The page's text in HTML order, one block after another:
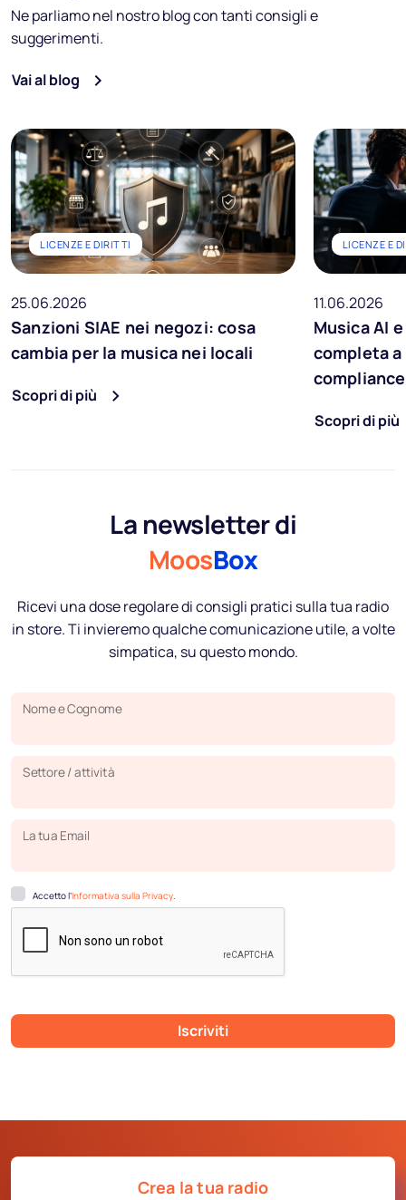
Ne parliamo nel nostro blog con tanti consigli e
suggerimenti.
Vai al blog
LICENZE E DIRITTI
25.06.2026
Sanzioni SIAE nei negozi: cosa
cambia per la musica nei locali
Scopri di più
LICENZE E
11.06.2026
Musica AI
completa
Scopri di più
La newsletter di
MoosBox
Ricevi una dose regolare di consigli pratici sulla tua radio
in store. Ti invieremo qualche comunicazione utile, a volte
simpatica, su questo mondo.
Nome e Cognome
Settore / attività
La tua Email
Accetto l’Informativa sulla Privacy.
Iscriviti
Crea la tua radio